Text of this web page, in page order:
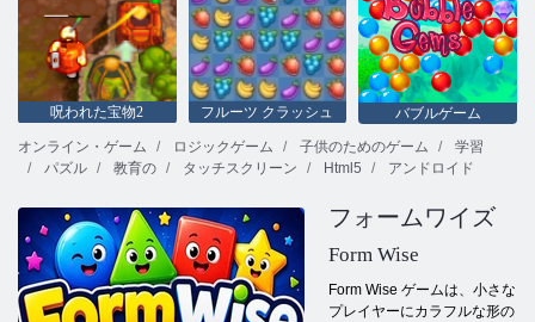
呪われた宝物2 フルーツ クラッシュ
バブルゲーム
オンライン・ゲーム
ロジックゲーム 子供のためのゲーム
学習
パズル
教育の タッチスクリーン Html5 アンドロイド
フォームワイズ
Form Wise
Form Wise ゲームは、小さな
プレイヤーにカラフルな形の